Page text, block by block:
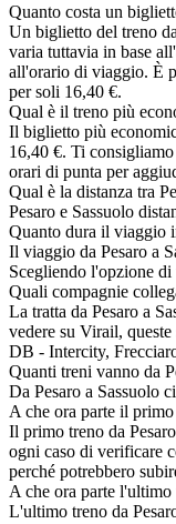
Quanto costa un
Un biglietto del treno
varia tuttavia in base
all'orario di viaggio. È
per soli 16,40 €.
Qual è il treno più
Il biglietto più
16,40 €. Ti
orari di punta per
Qual è la distanza tra
Pesaro e Sassuolo
Quanto dura il viaggio
Il viaggio da Pesaro a
Scegliendo l'opzione
Quali compagnie
La tratta da Pesaro a
vedere su Virail,
DB - Intercity,
Quanti treni vanno da
Da Pesaro a Sassuolo
A che ora parte il
Il primo treno da
ogni caso di verificare
perché potrebbero
A che ora parte l'ultimo
L'ultimo treno da